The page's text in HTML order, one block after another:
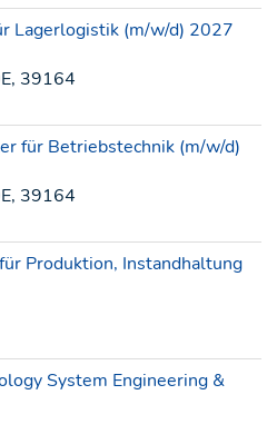
Lagerlogistik (m/w/d) 2027
39164
für Betriebstechnik (m/w/d)
39164
Produktion, Instandhaltung
System Engineering &